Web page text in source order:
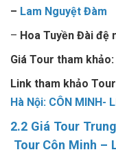
– Lam Nguyệt Đàm
– Hoa Tuyền Đài đệ
Giá Tour tham
Link tham khảo
Hà Nội: CÔN MINH-
2.2 Giá Tour
Tour Côn Minh –